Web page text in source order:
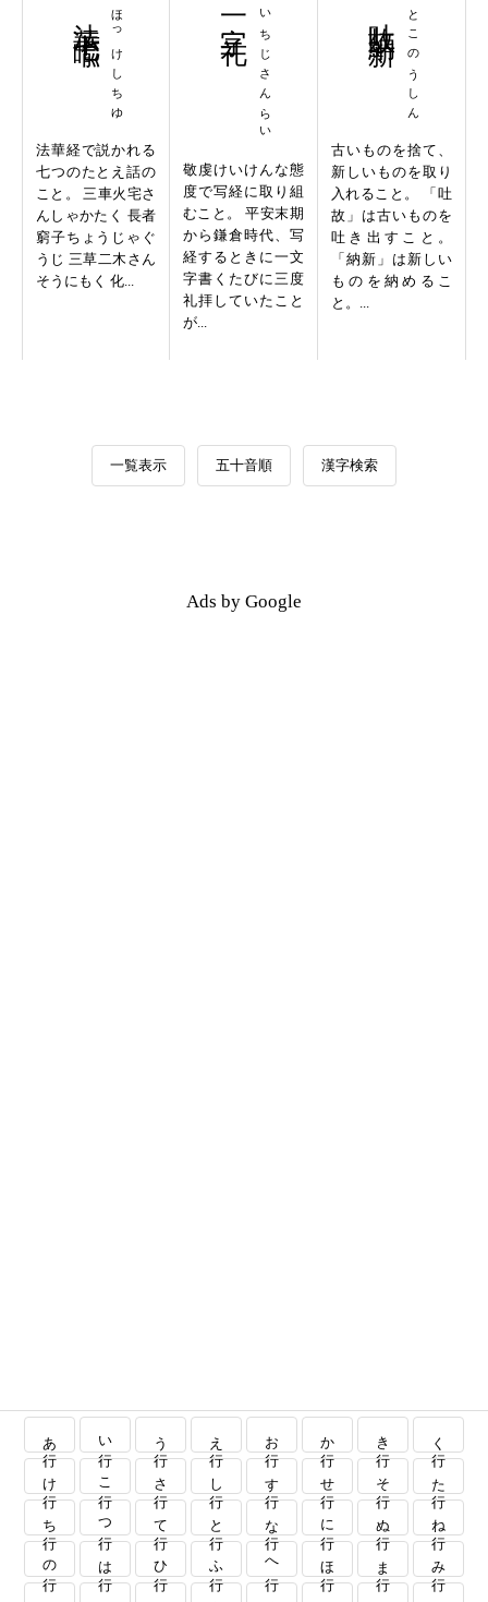
ほっけしちゆ
法華経で説かれる
七つのたとえ話の
こと。 三車火宅さ
んしゃかたく 長者
窮子ちょうじゃぐ
うじ 三草二木さん
そうにもく 化...
いちじさんらい
一字三礼
敬虔けいけんな態
度で写経に取り組
むこと。 平安末期
から鎌倉時代、写
経するときに一文
字書くたびに三度
礼拝していたこと
が...
とこのうしん
古いものを捨て、
新しいものを取り
入れること。 「吐
故」は古いものを
吐き出すこと。
「納新」は新しい
ものを納めるこ
と。...
一覧表示 五十音順 漢字検索
Ads by Google
あ行 い行 う行 え行 お行 か行 き行 く行
け行 こ行 さ行 し行 す行 せ行 そ行 た行
ち行 つ行 て行 と行 な行 に行 ぬ行 ね行
の行 は行 ひ行 ふ行 へ行 ほ行 ま行 み行